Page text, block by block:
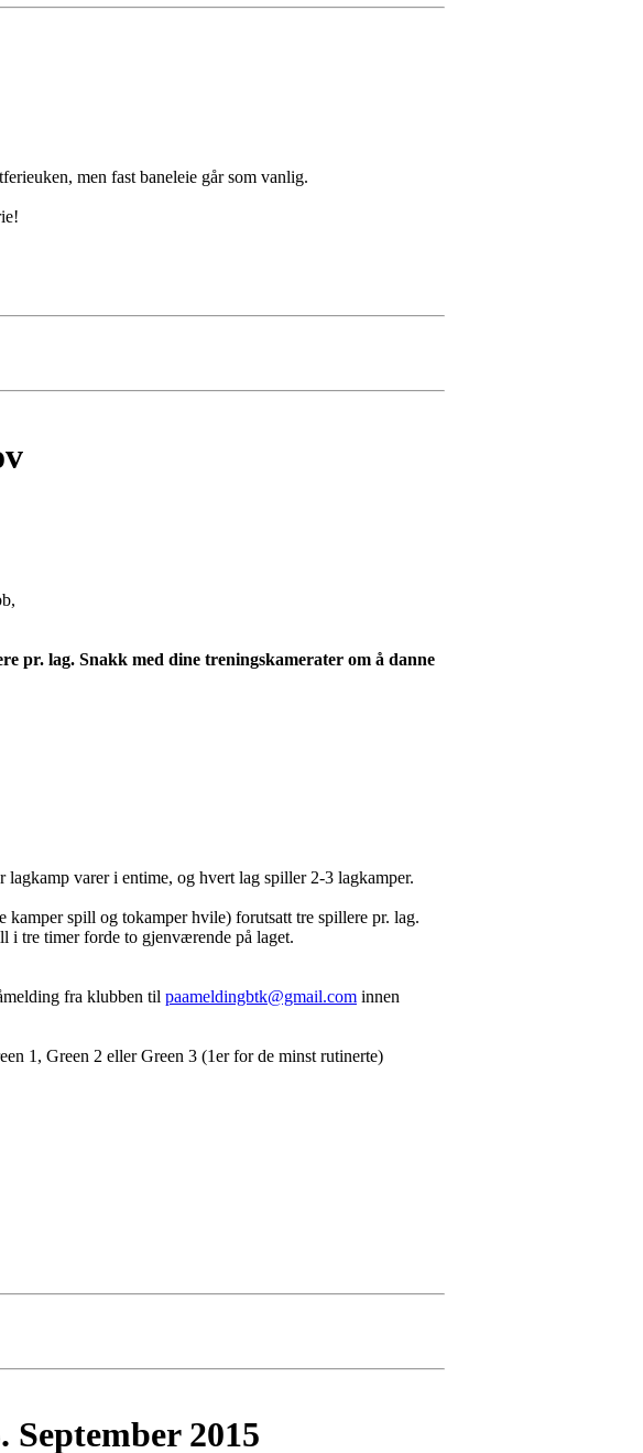
men fast baneleie går som vanlig.
pr. lag. Snakk med dine treningskamerater om å danne
varer i entime, og hvert lag spiller 2-3 lagkamper.
spill og tokamper hvile) forutsatt tre spillere pr. lag.
i tre timer forde to gjenværende på laget.
fra klubben til paameldingbtk@gmail.com innen
1, Green 2 eller Green 3 (1er for de minst rutinerte)
2015